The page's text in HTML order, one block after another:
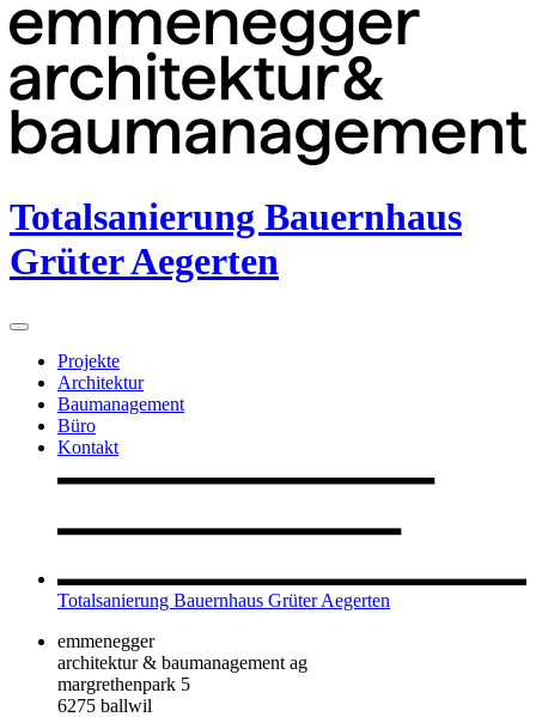
Totalsanierung Bauernhaus
Grüter Aegerten
Projekte
Architektur
Baumanagement
Büro
Kontakt
Totalsanierung Bauernhaus Grüter Aegerten
emmenegger
architektur & baumanagement ag
margrethenpark 5
6275 ballwil